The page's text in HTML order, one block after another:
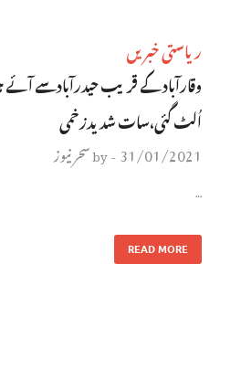
ریاستی خبریں
وقارآباد کے قریب حیدرآبادسے
اُلٹ گئی،سات شدیدزخمی
31/01/2021
-
byسحر نیوز
…
READ MORE